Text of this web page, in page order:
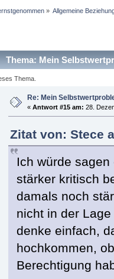
» Allgemeine
Thema: Mein
Thema.
Re: Mein
« Antwort #15 am: 28.
Zitat von: Stece
Ich würde
stärker kritisch
damals noch
nicht in der
denke einfach,
hochkommen,
Berechtigung